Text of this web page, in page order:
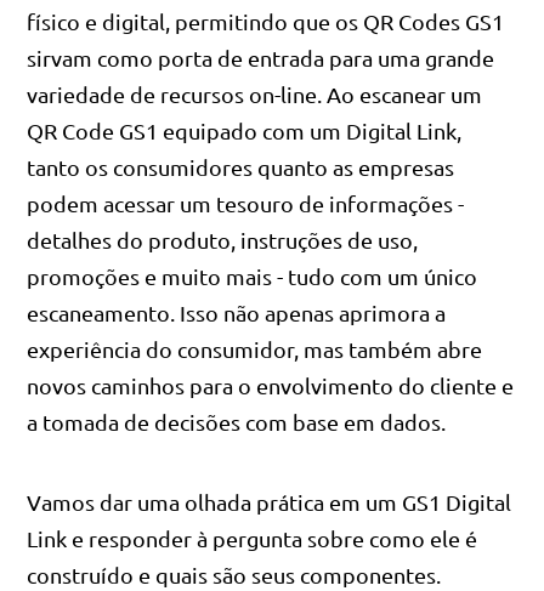
físico e digital, permitindo que os QR Codes GS1
sirvam como porta de entrada para uma grande
variedade de recursos on-line. Ao escanear um
QR Code GS1 equipado com um Digital Link,
tanto os consumidores quanto as empresas
podem acessar um tesouro de informações -
detalhes do produto, instruções de uso,
promoções e muito mais - tudo com um único
escaneamento. Isso não apenas aprimora a
experiência do consumidor, mas também abre
novos caminhos para o envolvimento do cliente e
a tomada de decisões com base em dados.
Vamos dar uma olhada prática em um GS1 Digital
Link e responder à pergunta sobre como ele é
construído e quais são seus componentes.